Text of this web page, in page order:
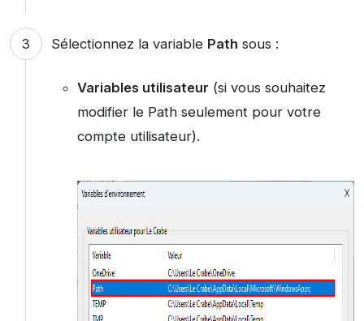
Sélectionnez la variable Path sous :
Variables utilisateur (si vous souhaitez
modifier le Path seulement pour votre
compte utilisateur).